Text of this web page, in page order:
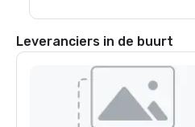
Leveranciers in de buurt